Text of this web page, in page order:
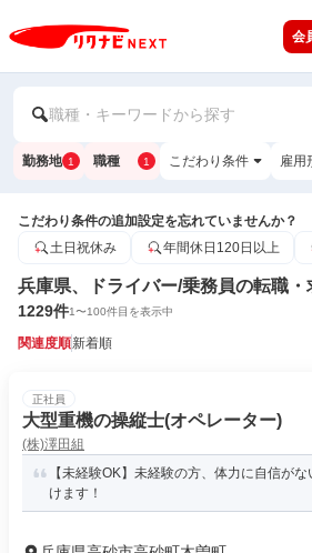
会
職種・キーワードから探す
勤務地 1 職種 1 こだわり条件 雇用
こだわり条件の追加設定を忘れていませんか？
土日祝休み
年間休日120日以上
兵庫県、ドライバー/乗務員の転職・
1229件1〜100件目を表示中
関連度順新着順
正社員
大型重機の操縦士(オペレーター)
(株)澤田組
【未経験OK】未経験の方、体力に自信が
けます！